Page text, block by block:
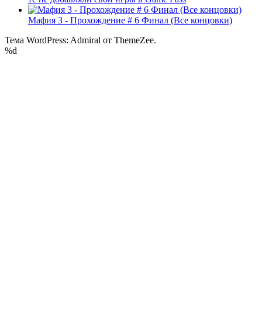
Мафия 3 - Прохождение # 6 Финал (Все концовки)
Тема WordPress: Admiral от ThemeZee.
%d